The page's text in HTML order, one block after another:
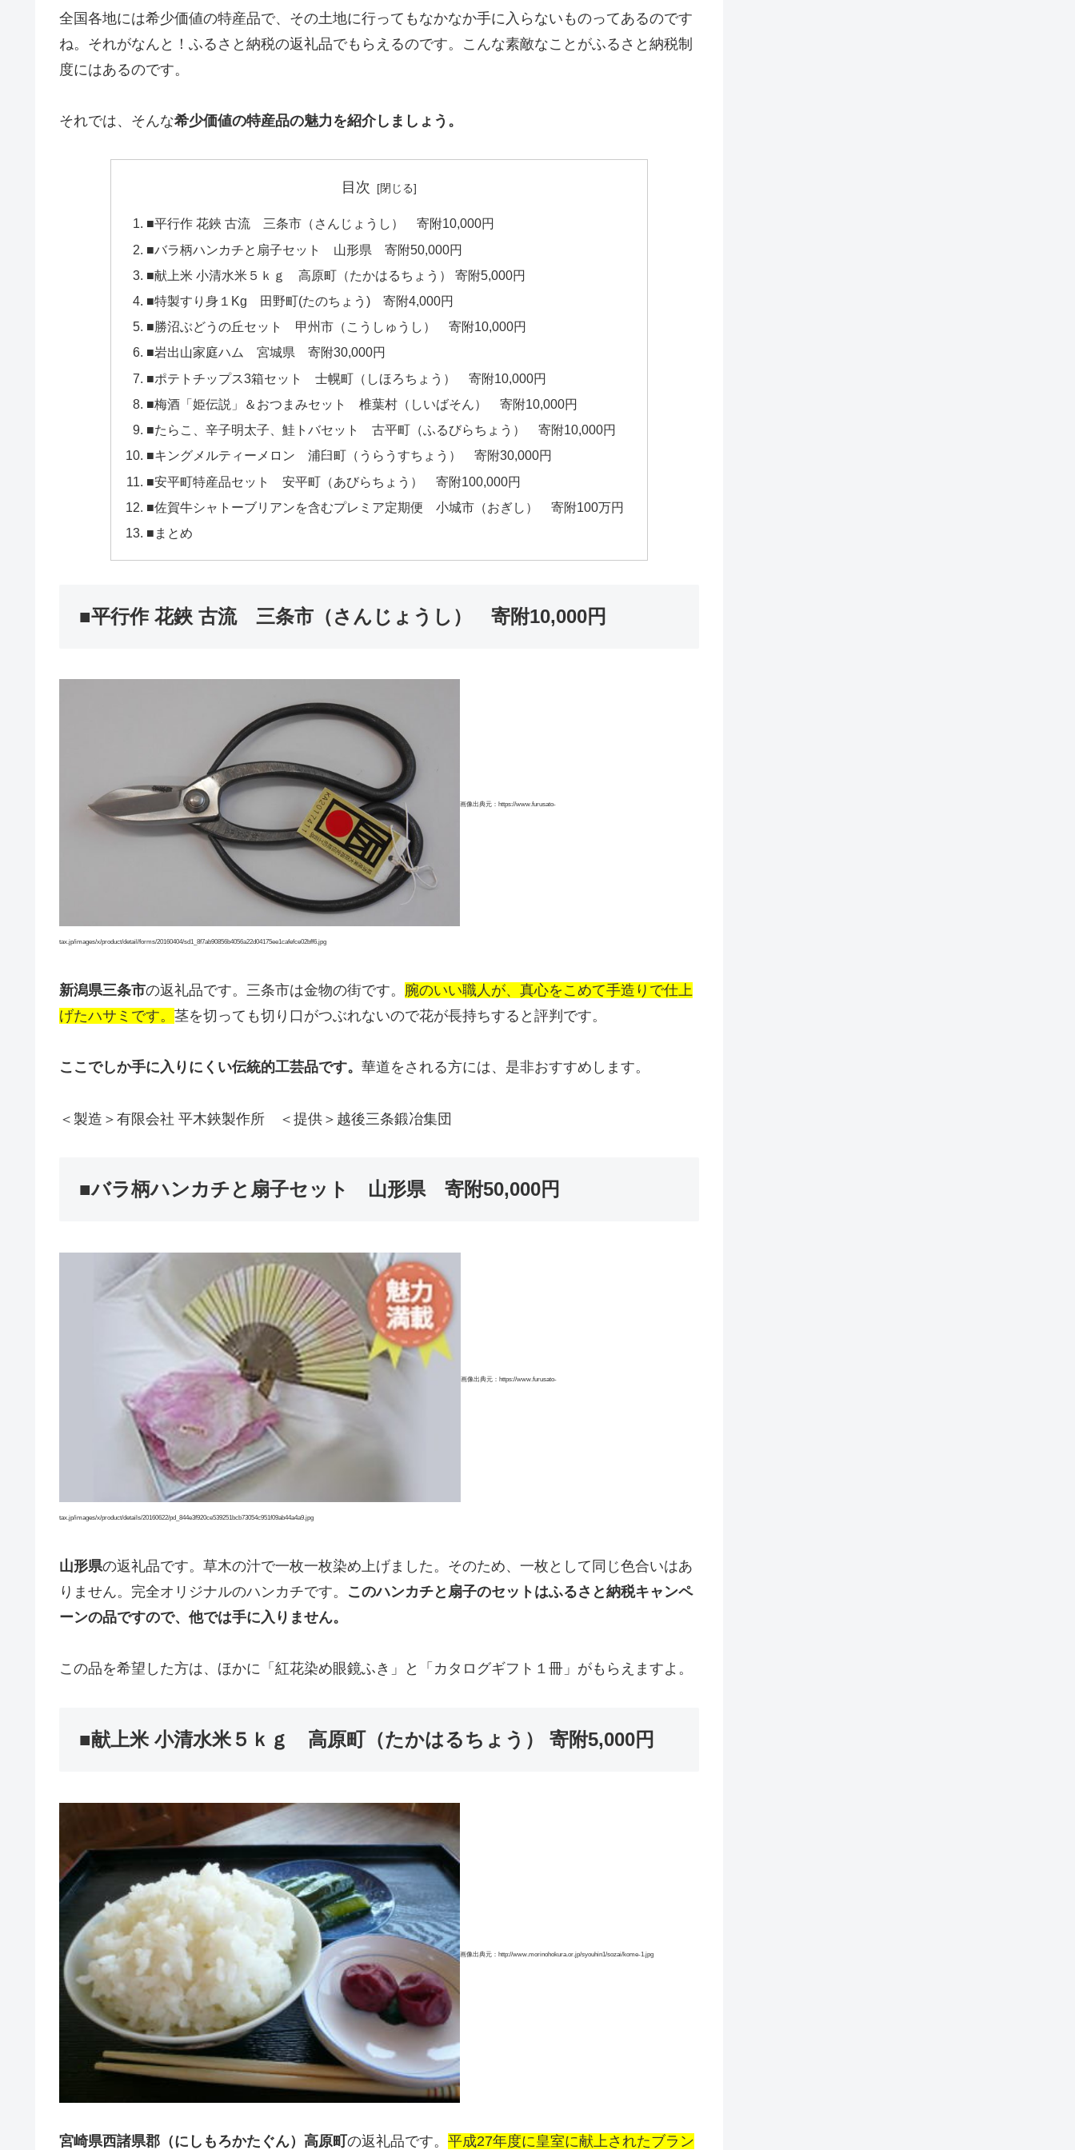
全国各地には希少価値の特産品で、その土地に行ってもなかなか手に入らないものってあるのです
ね。それがなんと！ふるさと納税の返礼品でもらえるのです。こんな素敵なことがふるさと納税制
度にはあるのです。
それでは、そんな希少価値の特産品の魅力を紹介しましょう。
目次
■平行作 花鋏 古流 三条市（さんじょうし） 寄附10,000円
■バラ柄ハンカチと扇子セット 山形県 寄附50,000円
■献上米 小清水米５ｋｇ 高原町（たかはるちょう） 寄附5,000円
■特製すり身１Kg 田野町(たのちょう) 寄附4,000円
■勝沼ぶどうの丘セット 甲州市（こうしゅうし） 寄附10,000円
■岩出山家庭ハム 宮城県 寄附30,000円
■ポテトチップス3箱セット 士幌町（しほろちょう） 寄附10,000円
■梅酒「姫伝説」＆おつまみセット 椎葉村（しいばそん） 寄附10,000円
■たらこ、辛子明太子、鮭トバセット 古平町（ふるびらちょう） 寄附10,000円
■キングメルティーメロン 浦臼町（うらうすちょう） 寄附30,000円
■安平町特産品セット 安平町（あびらちょう） 寄附100,000円
■佐賀牛シャトーブリアンを含むプレミア定期便 小城市（おぎし） 寄附100万円
■まとめ
■平行作 花鋏 古流 三条市（さんじょうし） 寄附10,000円
画像出典元：https://www.furusato-
tax.jp/images/x/product/detail/forms/20160404/sd1_8f7ab90856b4056a22d04175ee1cafefce02bff6.jpg
新潟県三条市の返礼品です。三条市は金物の街です。 腕のいい職人が、真心をこめて手造りで仕上
げたハサミです。 茎を切っても切り口がつぶれないので花が長持ちすると評判です。
ここでしか手に入りにくい伝統的工芸品です。 華道をされる方には、是非おすすめします。
＜製造＞有限会社 平木鋏製作所 ＜提供＞越後三条鍛冶集団
■バラ柄ハンカチと扇子セット 山形県 寄附50,000円
画像出典元：https://www.furusato-
tax.jp/images/x/product/details/20160622/pd_844e3f920ce539251bcb73054c951f09ab44a4a9.jpg
山形県の返礼品です。草木の汁で一枚一枚染め上げました。そのため、一枚として同じ色合いはあ
りません。完全オリジナルのハンカチです。 このハンカチと扇子のセットはふるさと納税キャンペ
ーンの品ですので、他では手に入りません。
この品を希望した方は、ほかに「紅花染め眼鏡ふき」と「カタログギフト１冊」がもらえますよ。
■献上米 小清水米５ｋｇ 高原町（たかはるちょう） 寄附5,000円
画像出典元：http://www.morinohokura.or.jp/syouhin1/sozai/kome-1.jpg
宮崎県西諸県郡（にしもろかたぐん）高原町 の返礼品です。 平成27年度に皇室に献上されたブラン